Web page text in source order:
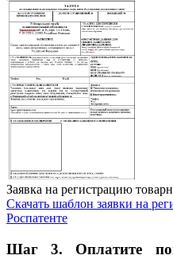
Заявка на регистрацию
Скачать шаблон заявки на
Роспатенте
Шаг 3. Оплатите